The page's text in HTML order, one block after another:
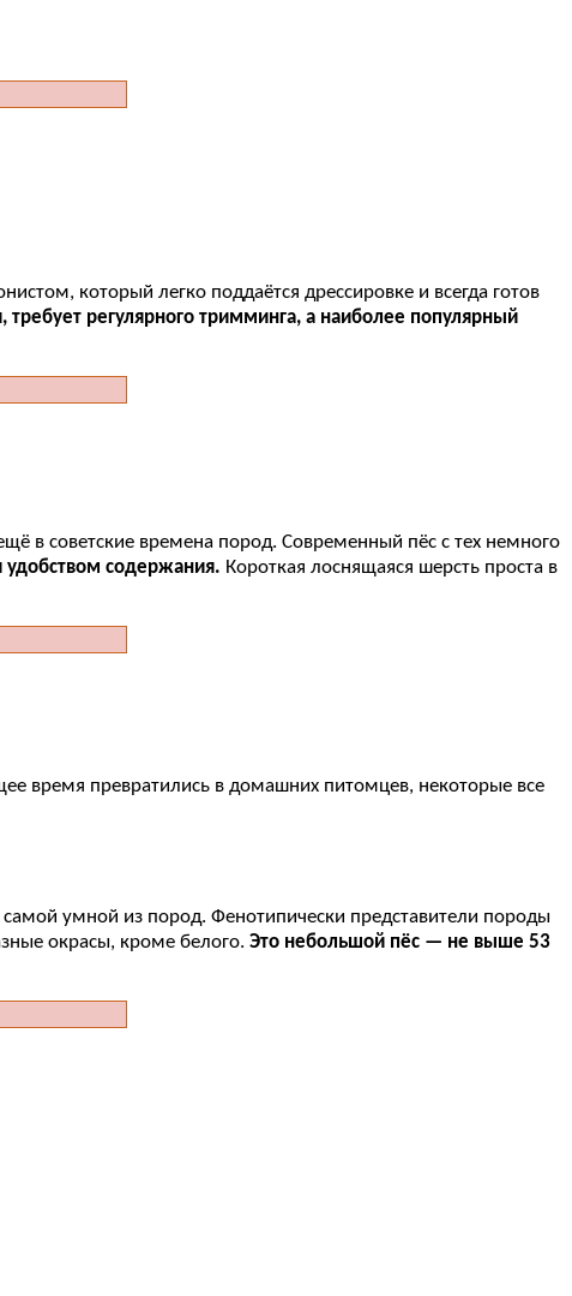
который легко поддаётся дрессировке и всегда готов
требует регулярного тримминга, а наиболее популярный
в советские времена пород. Современный пёс с тех немного
содержания. Короткая лоснящаяся шерсть проста в
время превратились в домашних питомцев, некоторые все
умной из пород. Фенотипически представители породы
окрасы, кроме белого. Это небольшой пёс — не выше 53